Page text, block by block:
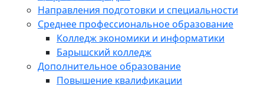
Направления подготовки и специальности
Среднее профессиональное образование
Колледж экономики и информатики
Барышский колледж
Дополнительное образование
Повышение квалификации